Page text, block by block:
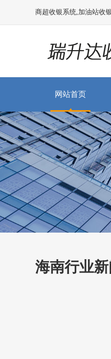
商超收银系统,加油站收
网站首页
海南行业新